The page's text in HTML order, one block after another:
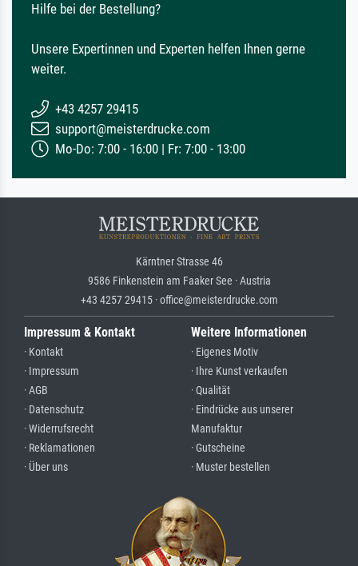
Hilfe bei der Bestellung?
Unsere Expertinnen und Experten helfen Ihnen gerne
weiter.
+43 4257 29415
support@meisterdrucke.com
Mo-Do: 7:00 - 16:00 | Fr: 7:00 - 13:00
Kärntner Strasse 46
9586 Finkenstein am Faaker See · Austria
+43 4257 29415 · office@meisterdrucke.com
Impressum & Kontakt
· Kontakt
· Impressum
· AGB
· Datenschutz
· Widerrufsrecht
· Reklamationen
· Über uns
Weitere Informationen
· Eigenes Motiv
· Ihre Kunst verkaufen
· Qualität
· Eindrücke aus unserer
Manufaktur
· Gutscheine
· Muster bestellen